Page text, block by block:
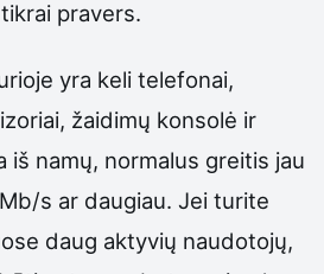
pravers.
yra keli telefonai,
žaidimų konsolė ir
iš namų, normalus greitis jau
s ar daugiau. Jei turite
daug aktyvių naudotojų,